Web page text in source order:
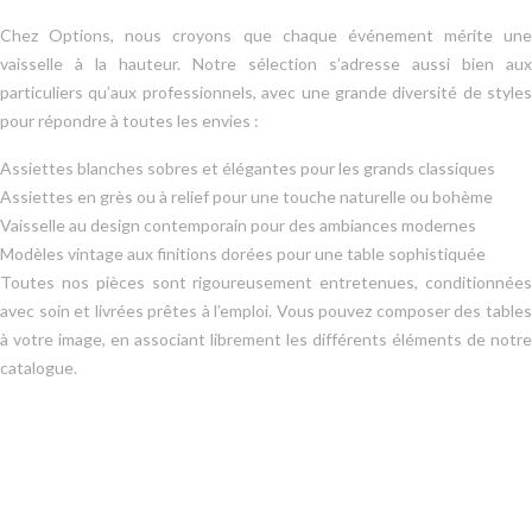
Chez Options, nous croyons que chaque événement mérite une
vaisselle à la hauteur. Notre sélection s’adresse aussi bien aux
particuliers qu’aux professionnels, avec une grande diversité de styles
pour répondre à toutes les envies :
Assiettes blanches sobres et élégantes pour les grands classiques
Assiettes en grès ou à relief pour une touche naturelle ou bohème
Vaisselle au design contemporain pour des ambiances modernes
Modèles vintage aux finitions dorées pour une table sophistiquée
Toutes nos pièces sont rigoureusement entretenues, conditionnées
avec soin et livrées prêtes à l’emploi. Vous pouvez composer des tables
à votre image, en associant librement les différents éléments de notre
catalogue.